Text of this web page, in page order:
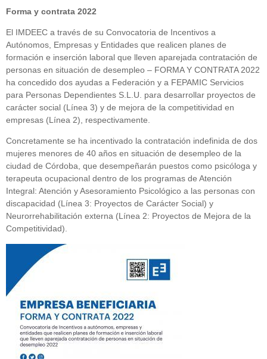
Forma y contrata 2022
El IMDEEC a través de su Convocatoria de Incentivos a
Autónomos, Empresas y Entidades que realicen planes de
formación e inserción laboral que lleven aparejada contratación de
personas en situación de desempleo – FORMA Y CONTRATA 2022
ha concedido dos ayudas a Federación y a FEPAMIC Servicios
para Personas Dependientes S.L.U. para desarrollar proyectos de
carácter social (Línea 3) y de mejora de la competitividad en
empresas (Línea 2), respectivamente.
Concretamente se ha incentivado la contratación indefinida de dos
mujeres menores de 40 años en situación de desempleo de la
ciudad de Córdoba, que desempeñarán puestos como psicóloga y
terapeuta ocupacional dentro de los programas de Atención
Integral: Atención y Asesoramiento Psicológico a las personas con
discapacidad (Línea 3: Proyectos de Carácter Social) y
Neurorrehabilitación externa (Línea 2: Proyectos de Mejora de la
Competitividad).